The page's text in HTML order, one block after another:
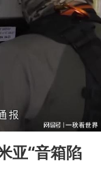
陕西柞水遭遇暴雨五千余户群众转移
银行午休1.5小时 留个窗口行不行
东沿海登陆
补货难
装举行会谈
如何把百年大党建设得更加坚强有力
亚“音箱陷